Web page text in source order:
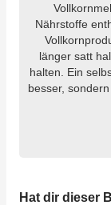
Nährstoffe
länger satt
halten. Ein
besser,
Hat dir dieser